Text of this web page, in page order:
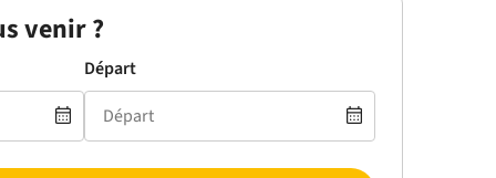
venir ?
Départ